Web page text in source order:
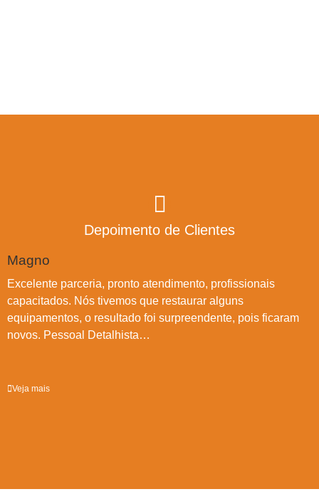
Depoimento de Clientes
Magno
Excelente parceria, pronto atendimento, profissionais
capacitados. Nós tivemos que restaurar alguns
equipamentos, o resultado foi surpreendente, pois ficaram
novos. Pessoal Detalhista…
Veja mais